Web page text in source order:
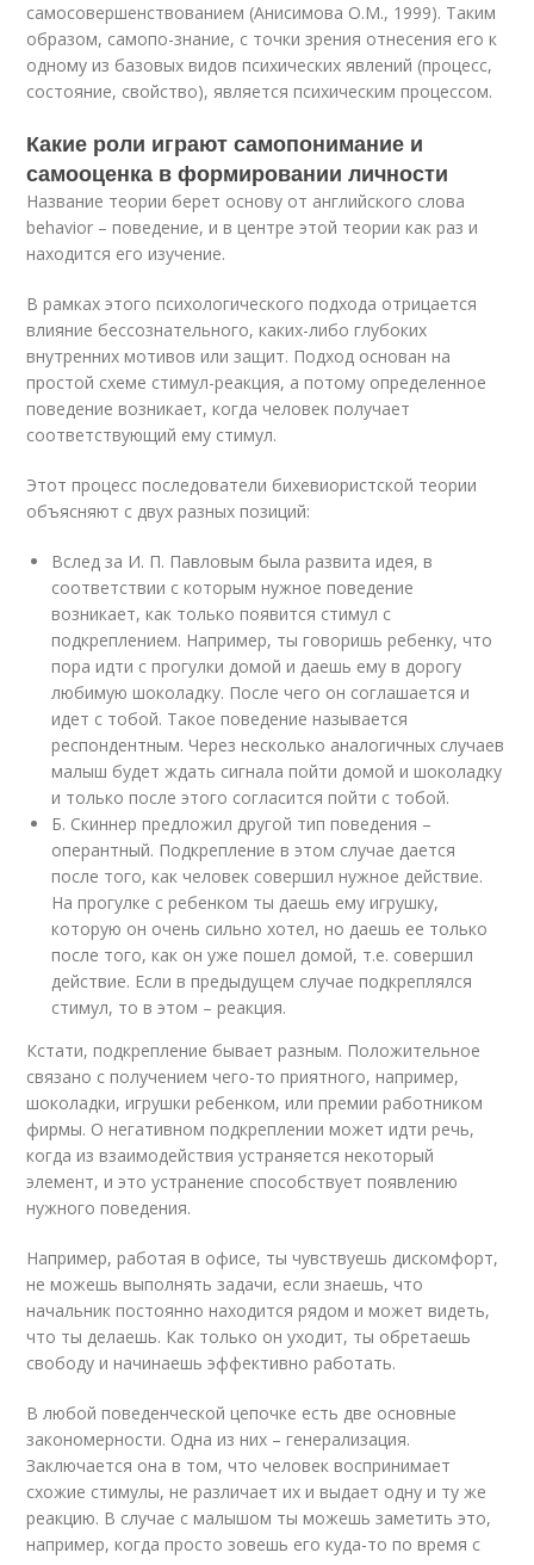
самосовершенствованием (Анисимова О.М., 1999). Таким
образом, самопо-знание, с точки зрения отнесения его к
одному из базовых видов психических явлений (процесс,
состояние, свойство), является психическим процессом.
Какие роли играют самопонимание и
самооценка в формировании личности
Название теории берет основу от английского слова
behavior – поведение, и в центре этой теории как раз и
находится его изучение.
В рамках этого психологического подхода отрицается
влияние бессознательного, каких-либо глубоких
внутренних мотивов или защит. Подход основан на
простой схеме стимул-реакция, а потому определенное
поведение возникает, когда человек получает
соответствующий ему стимул.
Этот процесс последователи бихевиористской теории
объясняют с двух разных позиций:
Вслед за И. П. Павловым была развита идея, в
соответствии с которым нужное поведение
возникает, как только появится стимул с
подкреплением. Например, ты говоришь ребенку, что
пора идти с прогулки домой и даешь ему в дорогу
любимую шоколадку. После чего он соглашается и
идет с тобой. Такое поведение называется
респондентным. Через несколько аналогичных случаев
малыш будет ждать сигнала пойти домой и шоколадку
и только после этого согласится пойти с тобой.
Б. Скиннер предложил другой тип поведения –
оперантный. Подкрепление в этом случае дается
после того, как человек совершил нужное действие.
На прогулке с ребенком ты даешь ему игрушку,
которую он очень сильно хотел, но даешь ее только
после того, как он уже пошел домой, т.е. совершил
действие. Если в предыдущем случае подкреплялся
стимул, то в этом – реакция.
Кстати, подкрепление бывает разным. Положительное
связано с получением чего-то приятного, например,
шоколадки, игрушки ребенком, или премии работником
фирмы. О негативном подкреплении может идти речь,
когда из взаимодействия устраняется некоторый
элемент, и это устранение способствует появлению
нужного поведения.
Например, работая в офисе, ты чувствуешь дискомфорт,
не можешь выполнять задачи, если знаешь, что
начальник постоянно находится рядом и может видеть,
что ты делаешь. Как только он уходит, ты обретаешь
свободу и начинаешь эффективно работать.
В любой поведенческой цепочке есть две основные
закономерности. Одна из них – генерализация.
Заключается она в том, что человек воспринимает
схожие стимулы, не различает их и выдает одну и ту же
реакцию. В случае с малышом ты можешь заметить это,
например, когда просто зовешь его куда-то по время с